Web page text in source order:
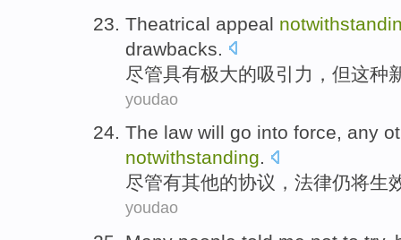
Theatrical appeal
drawbacks
尽管具有极大的吸引力 ，但这种
youdao
The law will go into force, any
notwithstanding.
尽管有其他的协议 ， 法律仍将生
youdao